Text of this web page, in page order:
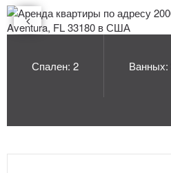
Спален: 2 Ванных: